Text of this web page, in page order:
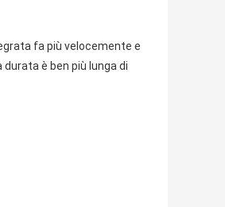
fa più velocemente e
è ben più lunga di